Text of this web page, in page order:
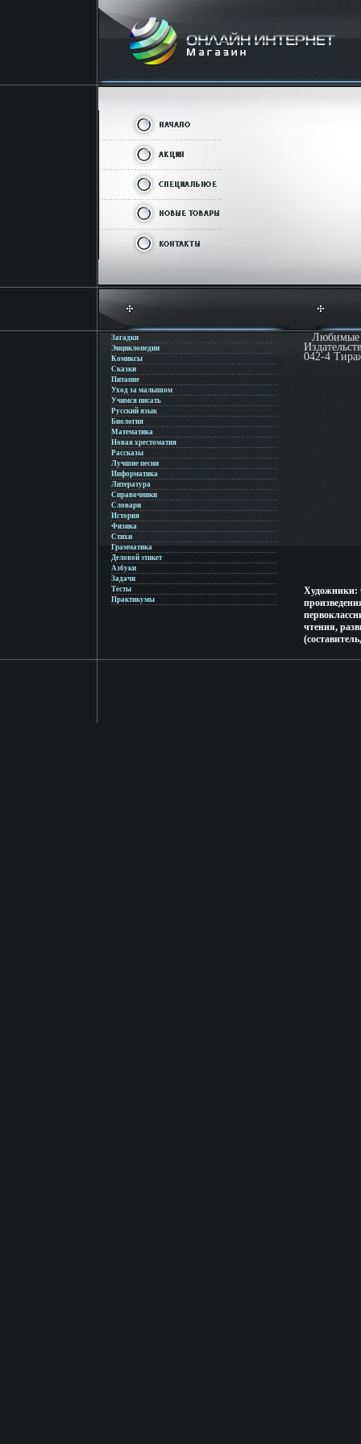
Загадки
Энциклопедии
Комиксы
Сказки
Питание
Уход за малышом
Учимся писать
Русский язык
Биология
Математика
Новая хрестоматия
Рассказы
Лучшие песни
Информатика
Литература
Справочники
Словари
История
Физика
Стихи
Грамматика
Деловой этикет
Азбуки
Задачи
Тесты
Практикумы
Любимые
042-4
Художники:
чтения,